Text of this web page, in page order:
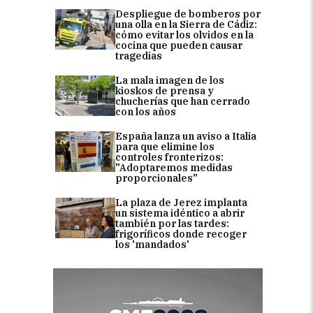
Despliegue de bomberos por
una olla en la Sierra de Cádiz:
cómo evitar los olvidos en la
cocina que pueden causar
tragedias
La mala imagen de los
kioskos de prensa y
chucherías que han cerrado
con los años
España lanza un aviso a Italia
para que elimine los
controles fronterizos:
"Adoptaremos medidas
proporcionales"
La plaza de Jerez implanta
un sistema idéntico a abrir
también por las tardes:
frigoríficos donde recoger
los 'mandados'